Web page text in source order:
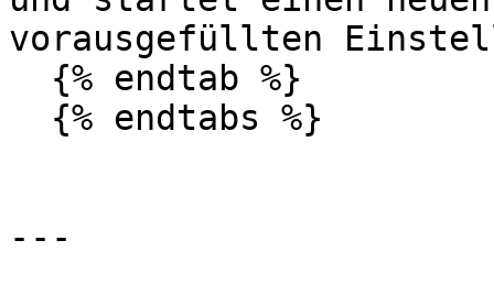
vorausgefüllten
---